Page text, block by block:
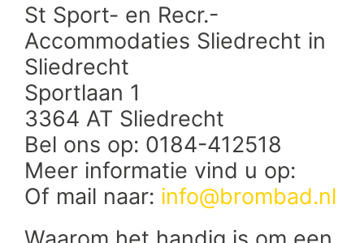
St Sport- en Recr.-
Accommodaties Sliedrecht in
Sliedrecht
Sportlaan 1
3364 AT Sliedrecht
Bel ons op: 0184-412518
Meer informatie vind u op:
Of mail naar: info@brombad.nl